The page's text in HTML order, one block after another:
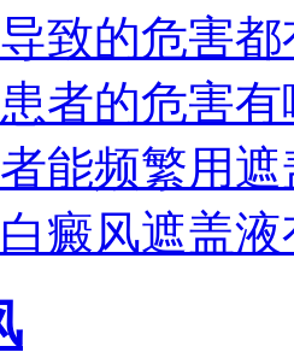
致的危害
者的危害
能频繁用
癜风遮盖